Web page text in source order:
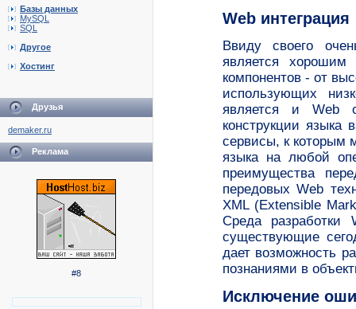
Базы данных
MySQL
SQL
Другое
Хостинг
Друзья
demaker.ru
Реклама
#8
Web интеграция
Ввиду своего
является хорошим
компонентов - от
использующих
является и Web
конструкции языка
сервисы, к которым
языка на любой
преимущества
передовых Web
XML (Extensible
Среда разработки
существующие
дает возможность
познаниями в
Исключение